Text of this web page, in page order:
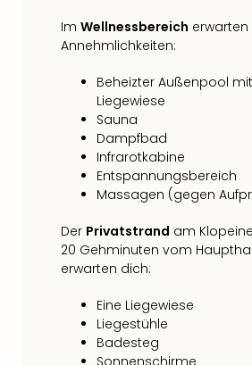
Im Wellnessbereich
Annehmlichkeiten:
Beheizter Außenpool
Liegewiese
Sauna
Dampfbad
Infrarotkabine
Entspannungsbereich
Massagen (gegen
Der Privatstrand am
20 Gehminuten vom
erwarten dich:
Eine Liegewiese
Liegestühle
Badesteg
Sonnenschirme